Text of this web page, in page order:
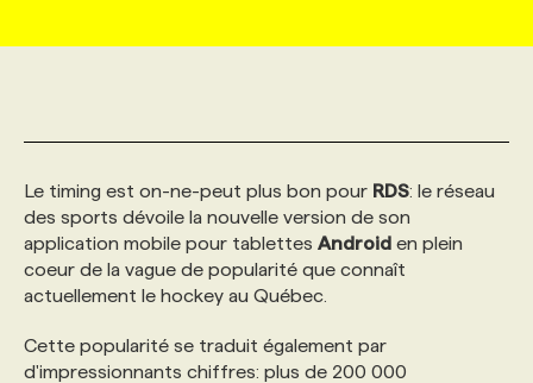
AFFAIRES DE L'INDUSTRIE
INITIATIVES NUMÉRIQUES
PRIX ET DISTINCTIONS
TENDANCES
WEB & MÉDIAS SOCIAUX
MARKETING DURABLE
GEO/SEO
ÉVÉNEMENTIEL
INFOLETTRE PUBLICITÉ
ANNONCEZ AVEC NOUS
CONSULTER LA CVTHÈQUE
PROFIL ENTREPRISE
FAQ
ANNONCEZ AVEC NOUS
VOIR LES OFFRES
PROFIL CANDIDAT
FAQ
ANNONCEZ AVEC NOUS
NOS FORMATIONS EN LIGNE
NOS PARCOURS DE FORMATIONS
FORMATIONS PERSONNALISÉES
NOS FORMATEUR‧RICES
CHASSE DE TÊTE
SERVICE DE CHASSE DE TÊTE
NOS TARIFS
NOS EXPERTISES
Le timing est on-ne-peut plus bon pour RDS: le réseau
des sports dévoile la nouvelle version de son
application mobile pour tablettes Android en plein
coeur de la vague de popularité que connaît
actuellement le hockey au Québec.
Cette popularité se traduit également par
d'impressionnants chiffres: plus de 200 000